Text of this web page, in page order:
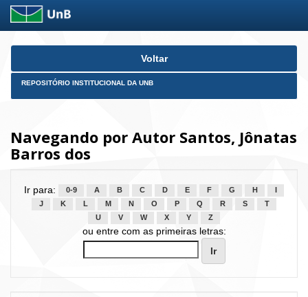
Skip
Voltar
REPOSITÓRIO INSTITUCIONAL DA UNB
Navegando por Autor Santos, Jônatas
Barros dos
Ir para: 0-9 A B C D E F G H
J
K L M N O P Q R S
T
U
V W X Y Z
ou entre com as primeiras letras: